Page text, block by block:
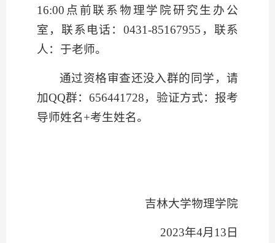
16:00 点前联系物理学院研究生办公
室，联系电话：0431-85167955 ，联系
人：于老师。
通过资格审查还没入群的同学，请
加QQ群：656441728，验证方式：报考
导师姓名+考生姓名。
吉林大学物理学院
2023年4月 13 日